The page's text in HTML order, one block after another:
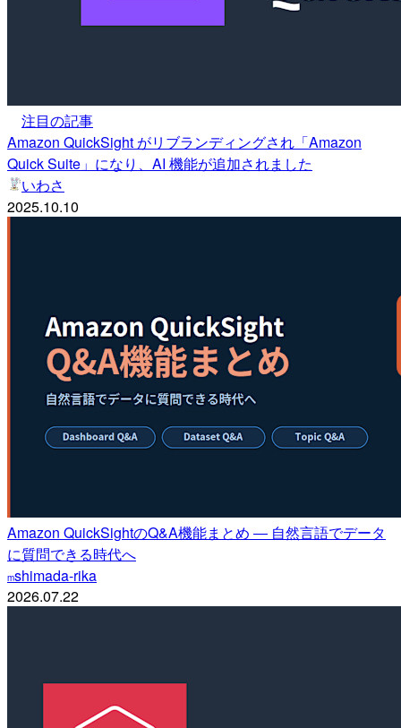
注目の記事
Amazon QuickSight がリブランディングされ「Amazon
Quick Suite」になり、AI 機能が追加されました
いわさ
2025.10.10
Amazon QuickSightのQ&A機能まとめ ― 自然言語でデータ
に質問できる時代へ
mshimada-rika
2026.07.22